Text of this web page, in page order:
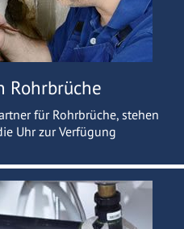
Rohrbrüche
für Rohrbrüche, stehen
Uhr zur Verfügung